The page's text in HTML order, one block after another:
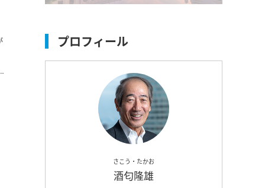
プロフィール
さこう・たかお
酒匂隆雄